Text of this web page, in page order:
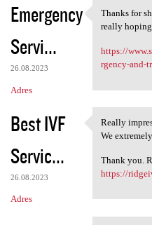
Emergency
Servi...
26.08.2023
Adres
Thanks
Thanks for
really hoping
https://
rgency-and-
Best IVF
Servic...
26.08.2023
Adres
Really
Really
We
Thank you.
https://